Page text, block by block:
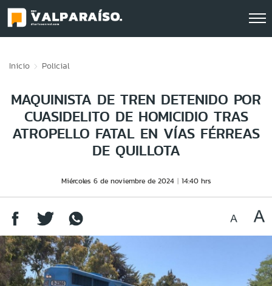
Inicio Policial
MAQUINISTA DE TREN DETENIDO POR
CUASIDELITO DE HOMICIDIO TRAS
ATROPELLO FATAL EN VÍAS FÉRREAS
DE QUILLOTA
Miércoles 6 de noviembre de 2024 14:40 hrs